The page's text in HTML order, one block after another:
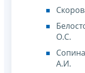
О.С.
Сопина
А.И.